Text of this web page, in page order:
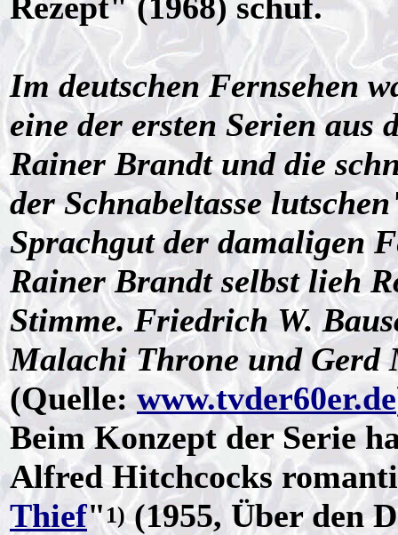
Im deutschen
eine der ersten Serien aus
Rainer Brandt und die
der Schnabeltasse
Sprachgut der damaligen
Rainer Brandt selbst lieh
Stimme. Friedrich W.
Malachi Throne und Gerd
(Quelle: www.tvder60er.de
Beim Konzept der Serie
Alfred Hitchcocks
Thief" 1)(1955, Über den